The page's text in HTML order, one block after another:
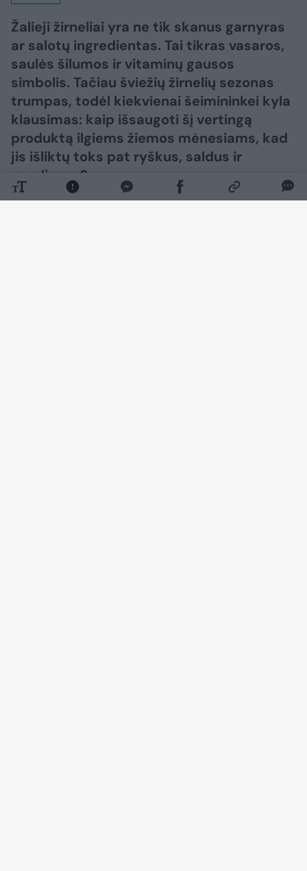
Žalieji žirneliai yra ne tik skanus garnyras
ar salotų ingredientas. Tai tikras vasaros,
saulės šilumos ir vitaminų gausos
simbolis. Tačiau šviežių žirnelių sezonas
trumpas, todėl kiekvienai šeimininkei kyla
klausimas: kaip išsaugoti šį vertingą
produktą ilgiems žiemos mėnesiams, kad
jis išliktų toks pat ryškus, saldus ir
naudingas?